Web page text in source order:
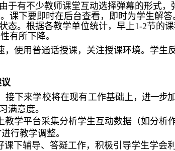
于有不少教师课堂互动选择弹幕的形式
课下要即时在后台查看，即时为学生解答
态。根据各教学单位统计，早上1-2节的
有所下降。
，使用普通话授课，关注授课环境。学生
接下来学校将在现有工作基础 上，进一步
满意度。
教学平台采集分析学生互动数据（如分析
行教学调整。
下辅导、答疑工作，积极引导学生学会